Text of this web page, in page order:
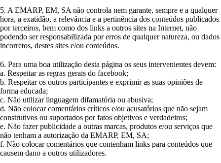
5. A EMARP, EM, SA não controla nem garante, sempre e a qualquer
hora, a exatidão, a relevância e a pertinência dos conteúdos publicados
por terceiros, bem como dos links a outros sites na Internet, não
podendo ser responsabilizada por erros de qualquer natureza, ou dados
incorretos, destes sites e/ou conteúdos.
6. Para uma boa utilização desta página os seus intervenientes devem:
a. Respeitar as regras gerais do facebook;
b. Respeitar os outros participantes e exprimir as suas opiniões de
forma educada;
c. Não utilizar linguagem difamatória ou abusiva;
d. Não colocar comentários críticos e/ou acusatórios que não sejam
construtivos ou suportados por fatos objetivos e verdadeiros;
e. Não fazer publicidade a outras marcas, produtos e/ou serviços que
não tenham a autorização da EMARP, EM, SA;
f. Não colocar comentários que contenham links para conteúdos que
causem dano a outros utilizadores.